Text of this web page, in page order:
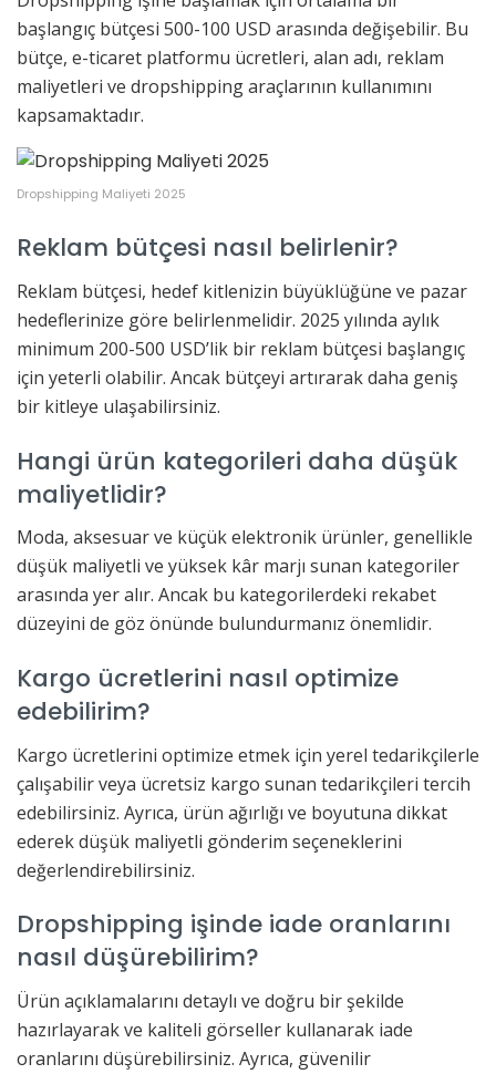
başlangıç bütçesi 500-100 USD arasında değişebilir. Bu
bütçe, e-ticaret platformu ücretleri, alan adı, reklam
maliyetleri ve dropshipping araçlarının kullanımını
kapsamaktadır.
Dropshipping Maliyeti 2025
Reklam bütçesi nasıl belirlenir?
Reklam bütçesi, hedef kitlenizin büyüklüğüne ve pazar
hedeflerinize göre belirlenmelidir. 2025 yılında aylık
minimum 200-500 USD’lik bir reklam bütçesi başlangıç
için yeterli olabilir. Ancak bütçeyi artırarak daha geniş
bir kitleye ulaşabilirsiniz.
Hangi ürün kategorileri daha düşük
maliyetlidir?
Moda, aksesuar ve küçük elektronik ürünler, genellikle
düşük maliyetli ve yüksek kâr marjı sunan kategoriler
arasında yer alır. Ancak bu kategorilerdeki rekabet
düzeyini de göz önünde bulundurmanız önemlidir.
Kargo ücretlerini nasıl optimize
edebilirim?
Kargo ücretlerini optimize etmek için yerel tedarikçilerle
çalışabilir veya ücretsiz kargo sunan tedarikçileri tercih
edebilirsiniz. Ayrıca, ürün ağırlığı ve boyutuna dikkat
ederek düşük maliyetli gönderim seçeneklerini
değerlendirebilirsiniz.
Dropshipping işinde iade oranlarını
nasıl düşürebilirim?
Ürün açıklamalarını detaylı ve doğru bir şekilde
hazırlayarak ve kaliteli görseller kullanarak iade
oranlarını düşürebilirsiniz. Ayrıca, güvenilir